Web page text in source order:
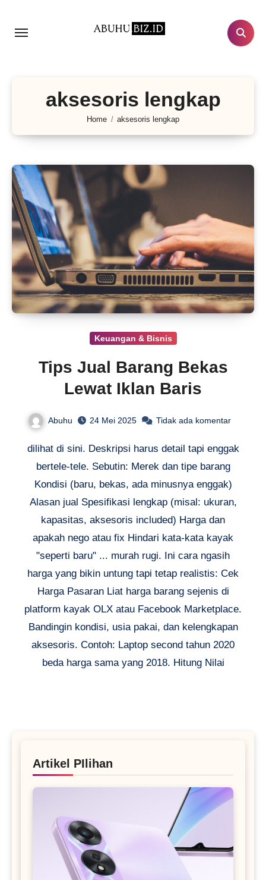
aksesoris lengkap
Home aksesoris lengkap
Keuangan & Bisnis
Tips Jual Barang Bekas
Lewat Iklan Baris
Abuhu 24 Mei 2025 Tidak ada komentar
dilihat di sini. Deskripsi harus detail tapi enggak
bertele-tele. Sebutin: Merek dan tipe barang
Kondisi (baru, bekas, ada minusnya enggak)
Alasan jual Spesifikasi lengkap (misal: ukuran,
kapasitas, aksesoris included) Harga dan
apakah nego atau fix Hindari kata-kata kayak
"seperti baru" ... murah rugi. Ini cara ngasih
harga yang bikin untung tapi tetap realistis: Cek
Harga Pasaran Liat harga barang sejenis di
platform kayak OLX atau Facebook Marketplace.
Bandingin kondisi, usia pakai, dan kelengkapan
aksesoris. Contoh: Laptop second tahun 2020
beda harga sama yang 2018. Hitung Nilai
Artikel PIlihan